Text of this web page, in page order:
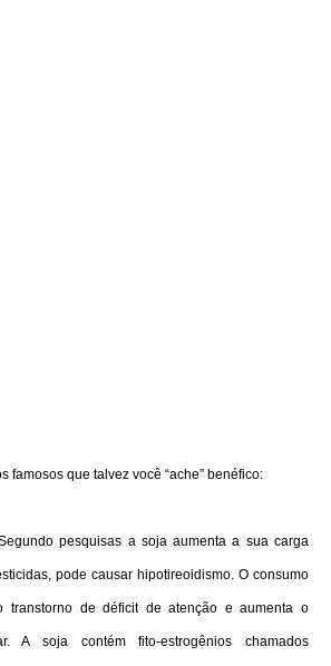
famosos que talvez você “ache” benéfico:
pesquisas a soja aumenta a sua carga
pode causar hipotireoidismo. O consumo
transtorno de déficit de atenção e aumenta o
A soja contém fito-estrogênios chamados